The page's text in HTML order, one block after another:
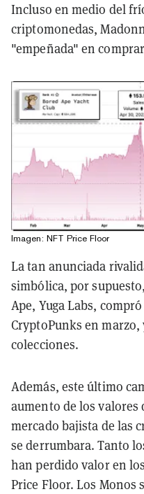
Incluso en medio del
criptomonedas,
"empeñada" en
Imagen: NFT Price Floor
La tan anunciada
simbólica, por
Ape, Yuga Labs,
CryptoPunks en marzo,
colecciones.
Además, este último
aumento de los valores
mercado bajista de las
se derrumbara. Tanto
han perdido valor en
Price Floor. Los Monos